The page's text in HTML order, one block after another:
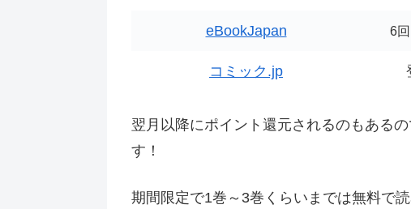
eBookJapan 6
コミック.jp
翌月以降にポイント還元されるのもある
す！
期間限定で1巻～3巻くらいまでは無料で